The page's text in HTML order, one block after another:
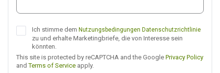
Ich stimme dem Nutzungsbedingungen Datenschutzrichtlinie
zu und erhalte Marketingbriefe, die von Interesse sein
könnten.
This site is protected by reCAPTCHA and the Google Privacy Policy
andTerms of Service apply.